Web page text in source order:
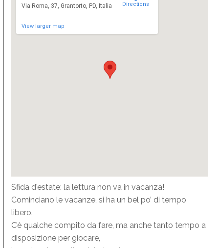
Via Roma, 37, Grantorto, PD, Italia
View larger map
Directions
Sfida d'estate: la lettura non va in vacanza!
Cominciano le vacanze, si ha un bel po’ di tempo
libero.
C’è qualche compito da fare, ma anche tanto tempo a
disposizione per giocare,